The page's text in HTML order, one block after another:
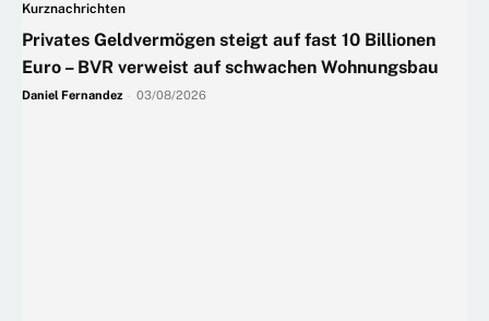
Kurznachrichten
Privates Geldvermögen steigt auf fast 10 Billionen
Euro – BVR verweist auf schwachen Wohnungsbau
Daniel Fernandez 03/08/2026